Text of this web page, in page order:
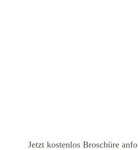
Jetzt kostenlos Broschüre